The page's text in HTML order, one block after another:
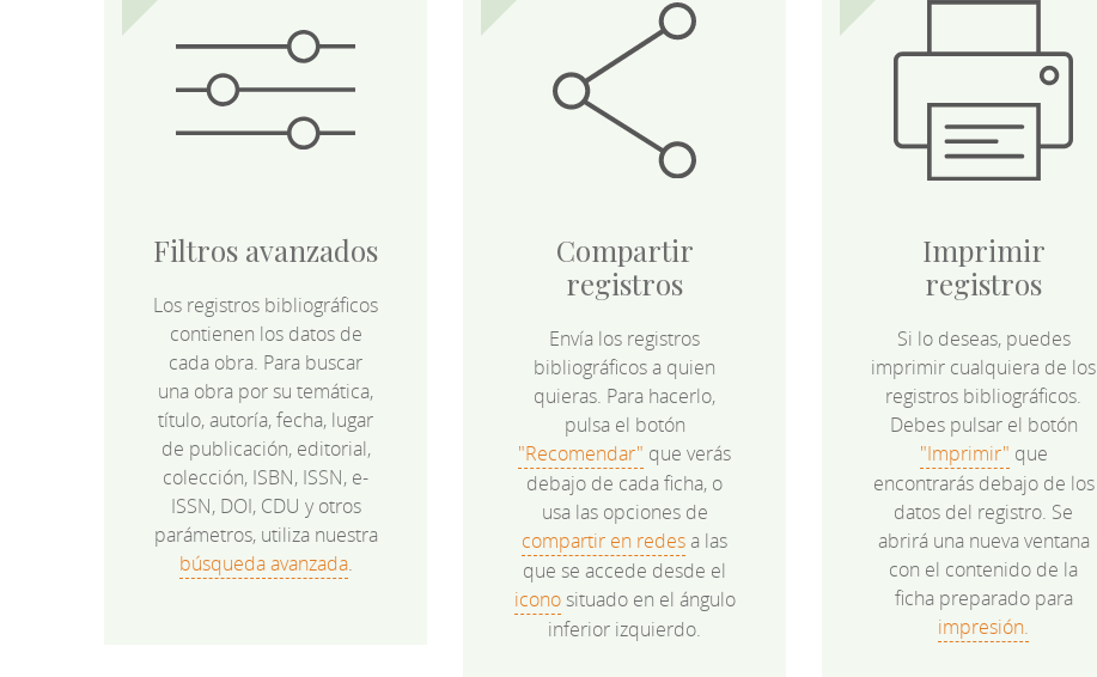
Filtros avanzados
Los registros bibliográficos
contienen los datos de
cada obra. Para buscar
una obra por su temática,
título, autoría, fecha, lugar
de publicación, editorial,
colección, ISBN, ISSN, e-
ISSN, DOI, CDU y otros
parámetros, utiliza nuestra
búsqueda avanzada.
Compartir
registros
Envía los registros
bibliográficos a quien
quieras. Para hacerlo,
pulsa el botón
"Recomendar" que verás
debajo de cada ficha, o
usa las opciones de
compartir en redesa las
que se accede desde el
iconosituado en el ángulo
inferior izquierdo.
Imprimir
registros
Si lo deseas, puedes
imprimir cualquiera de los
registros bibliográficos.
Debes pulsar el botón
"Imprimir" que
encontrarás debajo de los
datos del registro. Se
abrirá una nueva ventana
con el contenido de la
ficha preparado para
impresión.